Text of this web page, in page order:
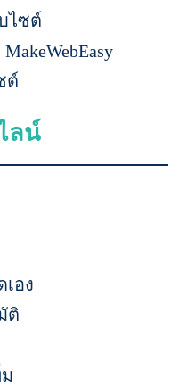
ไซต์
ต์
ลน์
อง
ติ